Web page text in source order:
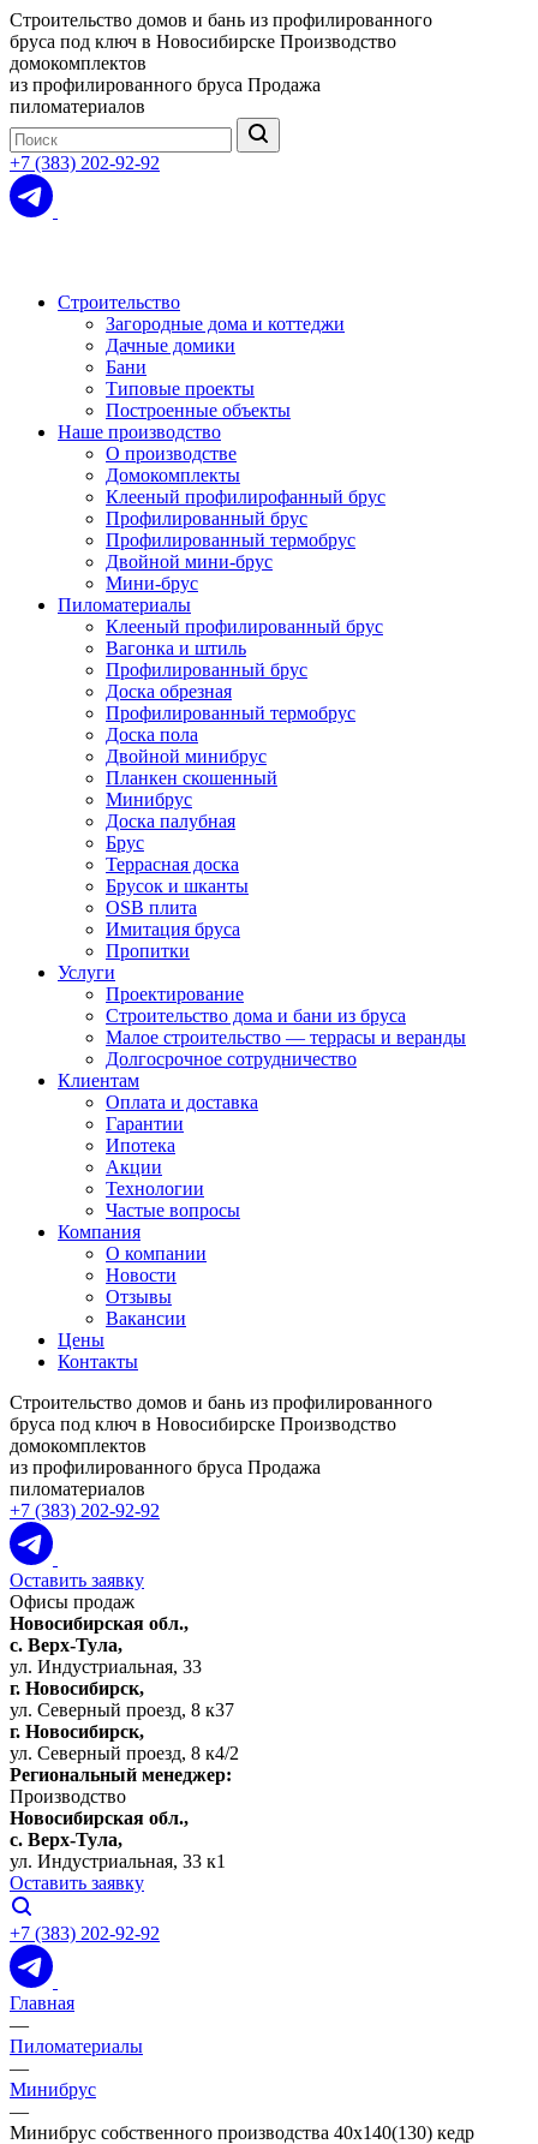
Строительство домов и бань из профилированного
бруса под ключ в Новосибирске Производство
домокомплектов
из профилированного бруса Продажа
пиломатериалов
+7 (383) 202-92-92
Строительство
Загородные дома и коттеджи
Дачные домики
Бани
Типовые проекты
Построенные объекты
Наше производство
О производстве
Домокомплекты
Клееный профилирофанный брус
Профилированный брус
Профилированный термобрус
Двойной мини-брус
Мини-брус
Пиломатериалы
Клееный профилированный брус
Вагонка и штиль
Профилированный брус
Доска обрезная
Профилированный термобрус
Доска пола
Двойной минибрус
Планкен скошенный
Минибрус
Доска палубная
Брус
Террасная доска
Брусок и шканты
OSB плита
Имитация бруса
Пропитки
Услуги
Проектирование
Строительство дома и бани из бруса
Малое строительство — террасы и веранды
Долгосрочное сотрудничество
Клиентам
Оплата и доставка
Гарантии
Ипотека
Акции
Технологии
Частые вопросы
Компания
О компании
Новости
Отзывы
Вакансии
Цены
Контакты
Строительство домов и бань из профилированного
бруса под ключ в Новосибирске Производство
домокомплектов
из профилированного бруса Продажа
пиломатериалов
+7 (383) 202-92-92
Оставить заявку
Офисы продаж
Новосибирская обл.,
c. Верх-Тула,
ул. Индустриальная, 33
г. Новосибирск,
ул. Северный проезд, 8 к37
г. Новосибирск,
ул. Северный проезд, 8 к4/2
Региональный менеджер:
Производство
Новосибирская обл.,
c. Верх-Тула,
ул. Индустриальная, 33 к1
Оставить заявку
+7 (383) 202-92-92
Главная
—
Пиломатериалы
—
Минибрус
—
Минибрус собственного производства 40х140(130) кедр